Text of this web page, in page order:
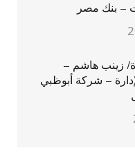
– بنك مصر
زينب هاشم –
– شركة أبوظبي